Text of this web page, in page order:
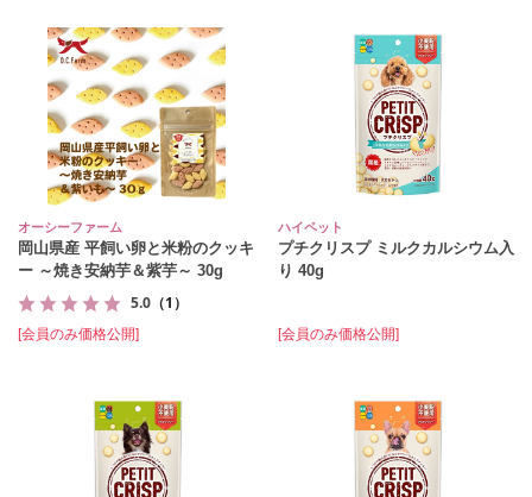
オーシーファーム
岡山県産 平飼い卵と米粉のクッキ
ー ～焼き安納芋＆紫芋～ 30g
5.0 （1）
[会員のみ価格公開]
ハイペット
プチクリスプ ミルクカルシウム入
り 40g
[会員のみ価格公開]